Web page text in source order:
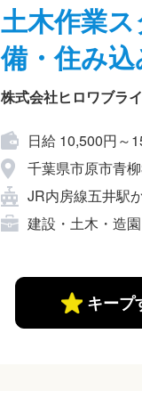
土木作業
備・住み
株式会社ヒロワブラ
日給 10,500円～
千葉県市原市青
JR内房線五井駅
建設・土木・造園
キープ